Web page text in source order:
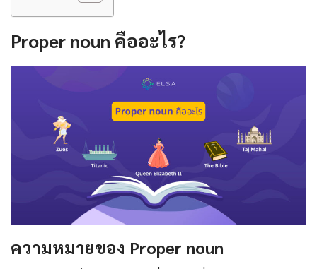
Proper noun คืออะไร?
ความหมายของ Proper noun